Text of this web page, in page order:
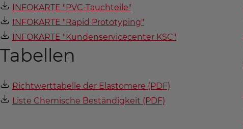
INFOKARTE "PVC-Tauchteile"
INFOKARTE "Rapid Prototyping"
INFOKARTE "Kundenservicecenter KSC"
Tabellen
Richtwerttabelle der Elastomere (PDF)
Liste Chemische Beständigkeit (PDF)